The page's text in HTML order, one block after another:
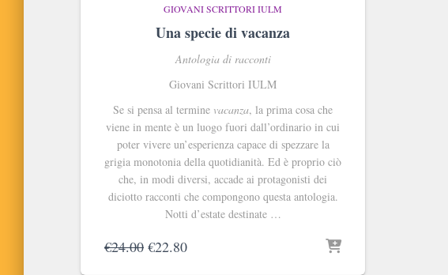
GIOVANI SCRITTORI IULM
Una specie di vacanza
Antologia di racconti
Giovani Scrittori IULM
Se si pensa al termine vacanza, la prima cosa che
viene in mente è un luogo fuori dall’ordinario in cui
poter vivere un’esperienza capace di spezzare la
grigia monotonia della quotidianità. Ed è proprio ciò
che, in modi diversi, accade ai protagonisti dei
diciotto racconti che compongono questa antologia.
Notti d’estate destinate …
€24.00 Il
€22.80Il